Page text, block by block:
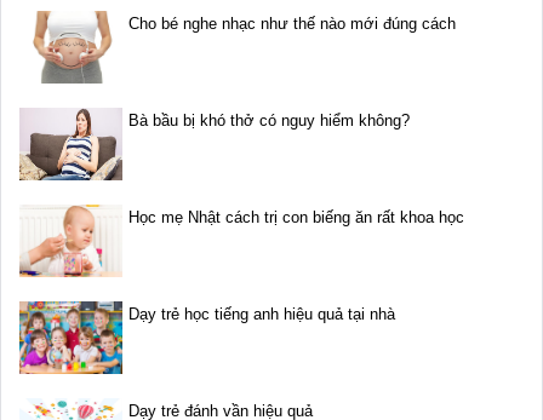
Cho bé nghe nhạc như thế nào mới đúng cách
Bà bầu bị khó thở có nguy hiểm không?
Học mẹ Nhật cách trị con biếng ăn rất khoa học
Dạy trẻ học tiếng anh hiệu quả tại nhà
Dạy trẻ đánh vần hiệu quả